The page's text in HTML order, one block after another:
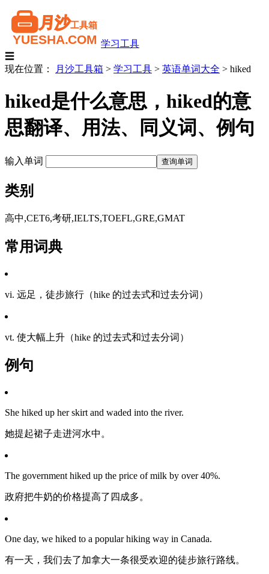
学习工具
☰
现在位置：
月沙工具箱 > 学习工具 > 英语单词大全 > hiked
hiked是什么意思，hiked的意
思翻译、用法、同义词、例句
输入单词
类别
高中,CET6,考研,IELTS,TOEFL,GRE,GMAT
常用词典
vi. 远足，徒步旅行（hike 的过去式和过去分词）
vt. 使大幅上升（hike 的过去式和过去分词）
例句
She hiked up her skirt and waded into the river.
她提起裙子走进河水中。
The government hiked up the price of milk by over 40%.
政府把牛奶的价格提高了四成多。
One day, we hiked to a popular hiking way in Canada.
有一天，我们去了加拿大一条很受欢迎的徒步旅行路线。